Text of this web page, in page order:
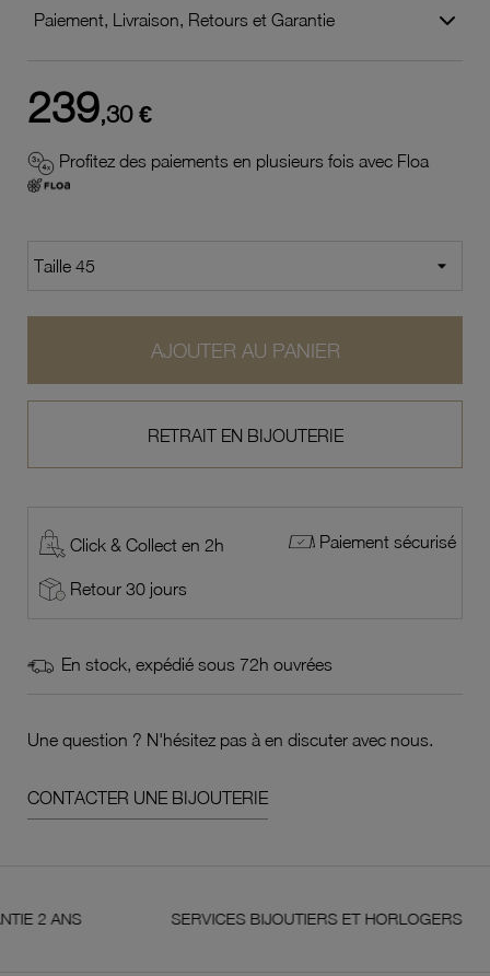
Paiement, Livraison, Retours et Garantie
239,30 €
Profitez des paiements en plusieurs fois avec Floa
AJOUTER AU PANIER
RETRAIT EN BIJOUTERIE
Click & Collect en 2h Paiement sécurisé
Retour 30 jours
En stock, expédié sous 72h ouvrées
Une question ? N'hésitez pas à en discuter avec nous.
CONTACTER UNE BIJOUTERIE
SERVICES BIJOUTIERS ET HORLOGERS